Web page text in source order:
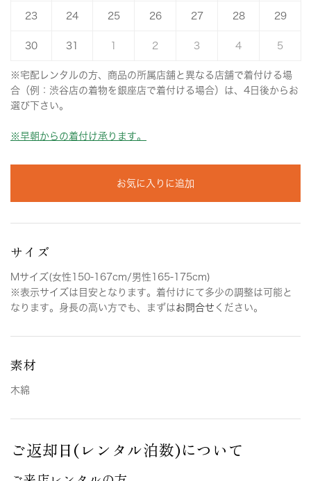
23 24 25 26 27 28 29
30 31 2 3 4 5
※宅配レンタルの方、商品の所属店舗と異なる店舗で着付ける場
合（例：渋谷店の着物を銀座店で着付ける場合）は、4日後からお
選び下さい。
※早朝からの着付け承ります。
お気に入りに追加
サイズ
Mサイズ(女性150-167cm/男性165-175cm)
※表示サイズは目安となります。着付けにて多少の調整は可能と
なります。身長の高い方でも、まずはお問合せ ください。
素材
木綿
ご返却日(レンタル泊数)について